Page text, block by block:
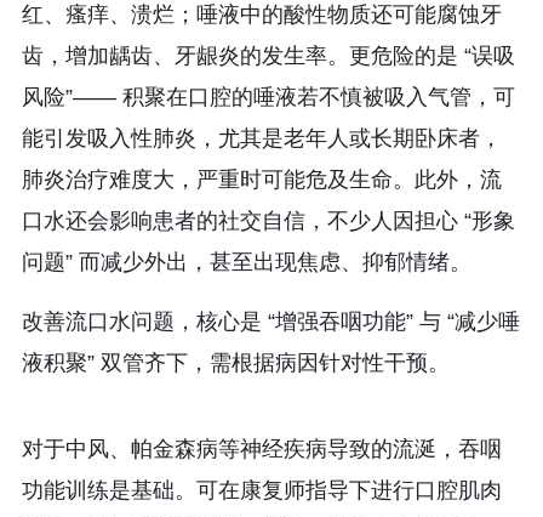
红、瘙痒、溃烂；唾液中的酸性物质还可能腐蚀牙
齿，增加龋齿、牙龈炎的发生率。更危险的是 “误吸
风险”—— 积聚在口腔的唾液若不慎被吸入气管，可
能引发吸入性肺炎，尤其是老年人或长期卧床者，
肺炎治疗难度大，严重时可能危及生命。此外，流
口水还会影响患者的社交自信，不少人因担心 “形象
问题” 而减少外出，甚至出现焦虑、抑郁情绪。
改善流口水问题，核心是 “增强吞咽功能” 与 “减少唾
液积聚” 双管齐下，需根据病因针对性干预。
对于中风、帕金森病等神经疾病导致的流涎，吞咽
功能训练是基础。可在康复师指导下进行口腔肌肉